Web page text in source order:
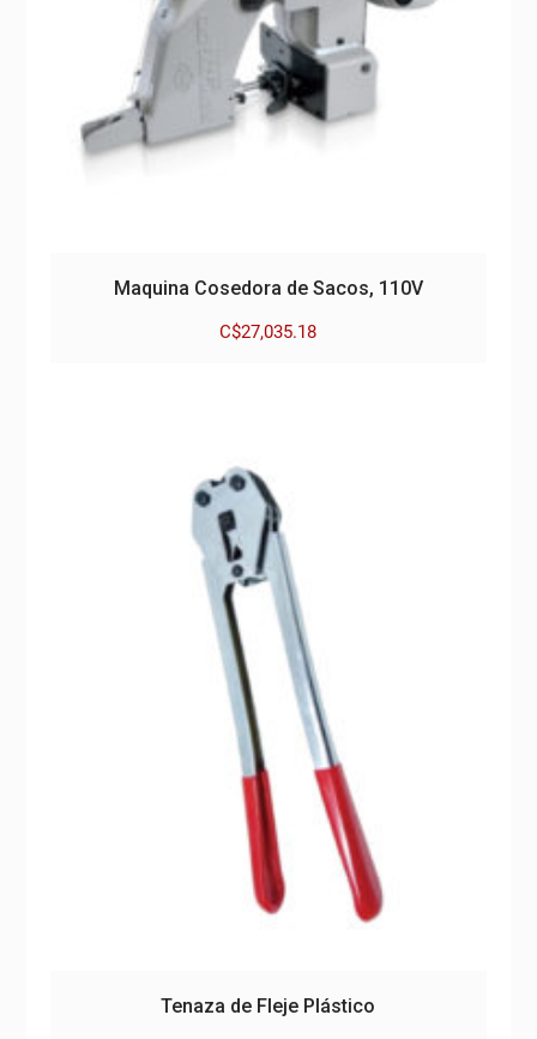
Maquina Cosedora de Sacos, 110V
C$27,035.18
Tenaza de Fleje Plástico